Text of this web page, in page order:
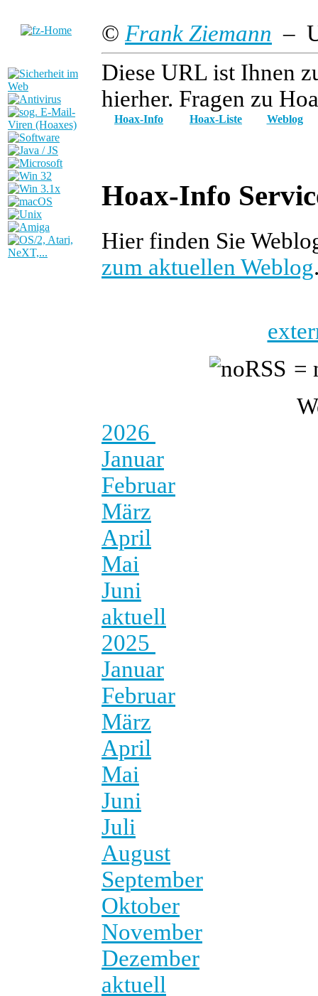
© Frank Ziemann –
Diese URL ist Ihnen
hierher. Fragen zu
Hoax-Info Hoax-Liste Weblog
Hoax-Info
Hier finden Sie
zum aktuellen Weblog
=
2026
Januar
Februar
März
April
Mai
Juni
aktuell
2025
Januar
Februar
März
April
Mai
Juni
Juli
August
September
Oktober
November
Dezember
aktuell